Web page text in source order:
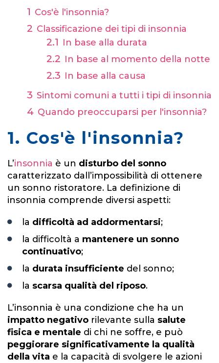
Cos'è l'insonnia?
Classificazione dei tipi di insonnia
In base alla durata
In base al momento della notte
In base alla causa
Sintomi comuni a tutti i tipi di insonnia
Quando preoccuparsi per l'insonnia?
1. Cos'è l'insonnia?
L’insonnia è un disturbo del sonno
caratterizzato dall’impossibilità di ottenere
un sonno ristoratore. La definizione di
insonnia comprende diversi aspetti:
la difficoltà ad addormentarsi;
la difficoltà a mantenere un sonno
continuativo;
la durata insufficiente del sonno;
la scarsa qualità del riposo.
L’insonnia è una condizione che ha un
impatto negativo rilevante sulla salute
fisica e mentale di chi ne soffre, e può
peggiorare significativamente la qualità
della vita e la capacità di svolgere le azioni